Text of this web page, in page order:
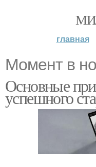
главная
Момент в
Основные
успешного